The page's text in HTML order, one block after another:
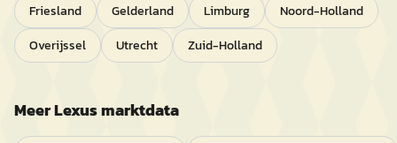
Friesland Gelderland Limburg
Noord-Holland
Overijssel
Utrecht Zuid-Holland
MeerLexusmarktdata